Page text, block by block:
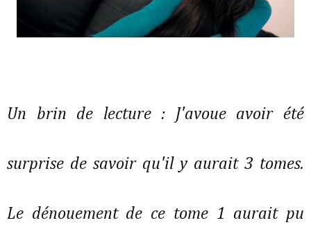
Un brin de lecture : J'avoue avoir été
surprise de savoir qu'il y aurait 3 tomes.
Le dénouement de ce tome 1 aurait pu